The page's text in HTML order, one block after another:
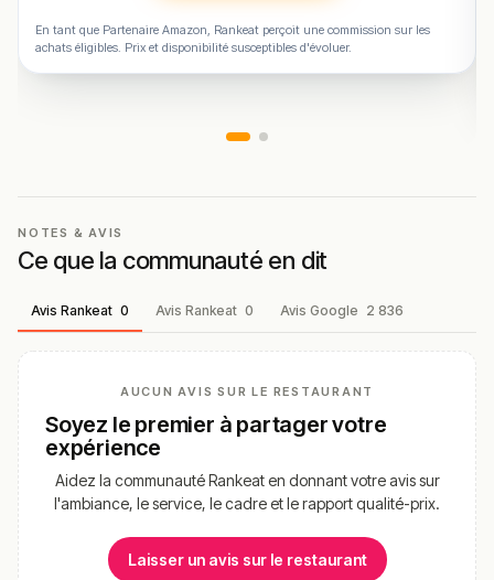
En tant que Partenaire Amazon, Rankeat perçoit une commission sur les
achats éligibles. Prix et disponibilité susceptibles d'évoluer.
NOTES & AVIS
Ce que la communauté en dit
Avis Rankeat 0 Avis Rankeat 0 Avis Google 2 836
AUCUN AVIS SUR LE RESTAURANT
Soyez le premier à partager votre
expérience
Aidez la communauté Rankeat en donnant votre avis sur
l'ambiance, le service, le cadre et le rapport qualité-prix.
Laisser un avis sur le restaurant